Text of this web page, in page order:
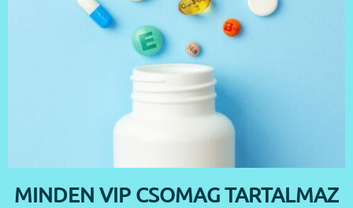
MINDEN VIP CSOMAG TARTALMAZ